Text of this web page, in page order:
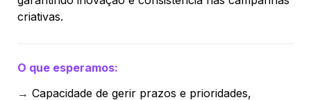
criativas.
O que esperamos:
→ Capacidade de gerir prazos e prioridades,